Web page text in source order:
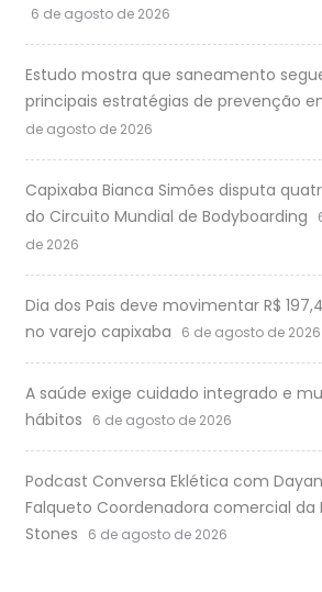
6 de agosto de 2026
Estudo mostra que saneamento
principais estratégias de prevenção
de agosto de 2026
Capixaba Bianca Simões disputa
do Circuito Mundial de Bodyboarding
de 2026
Dia dos Pais deve movimentar R$
no varejo capixaba
6 de agosto de 2026
A saúde exige cuidado integrado e
hábitos
6 de agosto de 2026
Podcast Conversa Eklética com
Falqueto Coordenadora comercial da
Stones
6 de agosto de 2026